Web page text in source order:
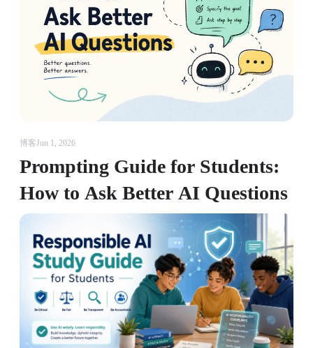
博客Jun 1, 2026
Prompting Guide for Students:
How to Ask Better AI Questions